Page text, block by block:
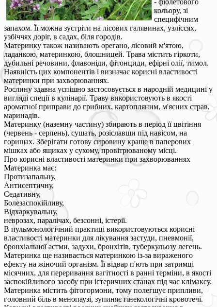
кольору, зі
специфічним
запахом. Її можна зустріти на лісових галявинах, узліссях,
узбіччях доріг, в садах, біля городів.
Материнку також називають орегано, лісовий м'ятою,
ладанкою, материнкою, блошницей. Трава містить гіркоти,
дубильні речовини, флавоніди, фітонциди, ефірні олії, тимол.
Наявність цих компонентів і визначає корисні властивості
материнки при захворюваннях.
Рослину здавна успішно застосовується в народній медицині у
вигляді спеції в кулінарії. Траву використовують в якості
ароматної приправи до грибних, картопляним, м'ясних страв,
маринадів.
Материнку (наземну частину) збирають в період її цвітіння
(червень - серпень), сушать, розіславши під навісом, на
горищах. Зберігати готову сировину краще в паперових
мішках або ящиках у сухому, провітрюваному місці.
Про корисні властивості материнки при захворюваннях
Материнка має:
Протизапальну,
Антисептичну,
Седативну,
Болезаспокійливу,
Відхаркувальну,
неврозах, паралічах, безсонні, істерії.
В пульмонологічний практиці використовуються корисні
властивості материнки для лікування застуди, пневмонії,
бронхіальної астми, задухи, бронхітів, туберкульозу легень.
Материнка ще називається материнкою із-за вираженого
ефекту на жіночий організм. Її відвар п'ють при затримці
місячних, для переривання вагітності в ранні терміни, в якості
заспокійливого засобу при істеричних станах під час клімаксу.
Материнка містить фітогормони, тому полегшує припливи,
головний біль в менопаузі, зупиняє гінекологічні кровотечі.